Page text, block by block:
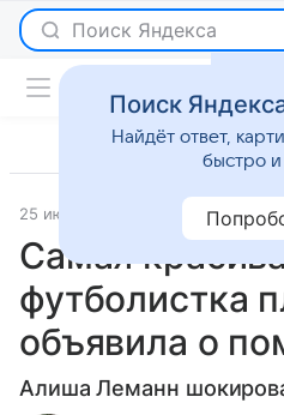
Поиск Яндекса
25 июня 2026 Леди Mail
Самая
футболистка
объявила о
Алиша Леманн
Поиск
Найдёт ответ,
быстро и